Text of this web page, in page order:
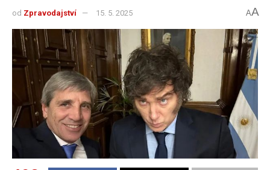
od Zpravodajství 15. 5. 2025 AA